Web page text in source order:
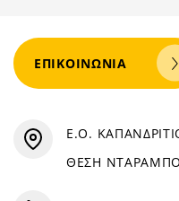
ΕΠΙΚΟΙΝΩΝΊΑ
Ε.Ο.
ΘΕΣΗ